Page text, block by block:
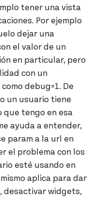
tener una vista
Por ejemplo
dejar una
el valor de un
en particular, pero
con un
debug=1. De
un usuario tiene
que tengo en esa
ayuda a entender,
param a la url en
el problema con los
esté usando en
aplica para dar
desactivar widgets,